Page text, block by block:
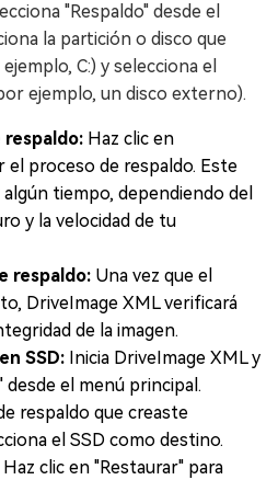
"Respaldo" desde el
la partición o disco que
C:) y selecciona el
ejemplo, un disco externo).
respaldo: Haz clic en
el proceso de respaldo. Este
tiempo, dependiendo del
y la velocidad de tu
respaldo: Una vez que el
DriveImage XML verificará
de la imagen.
SSD: Inicia DriveImage XML y
desde el menú principal.
respaldo que creaste
el SSD como destino.
Haz clic en "Restaurar" para